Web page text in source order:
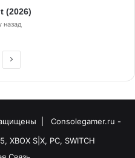
(2026)
назад
|
Consolegamer.ru -
XBOX S|X, PC, SWITCH